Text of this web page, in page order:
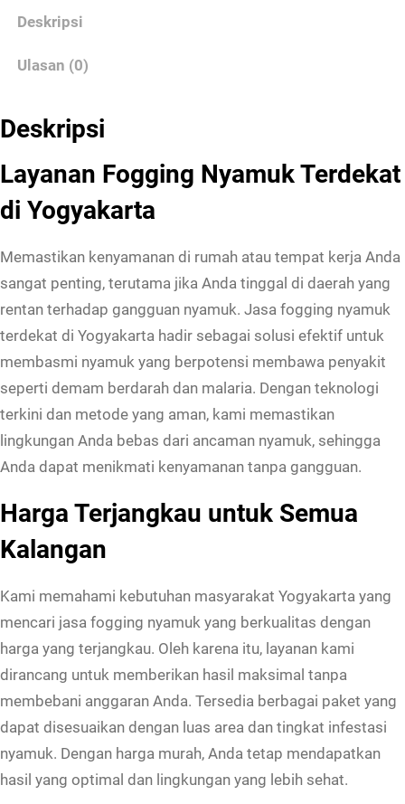
Deskripsi
Ulasan (0)
Deskripsi
Layanan Fogging Nyamuk Terdekat
di Yogyakarta
Memastikan kenyamanan di rumah atau tempat kerja Anda
sangat penting, terutama jika Anda tinggal di daerah yang
rentan terhadap gangguan nyamuk. Jasa fogging nyamuk
terdekat di Yogyakarta hadir sebagai solusi efektif untuk
membasmi nyamuk yang berpotensi membawa penyakit
seperti demam berdarah dan malaria. Dengan teknologi
terkini dan metode yang aman, kami memastikan
lingkungan Anda bebas dari ancaman nyamuk, sehingga
Anda dapat menikmati kenyamanan tanpa gangguan.
Harga Terjangkau untuk Semua
Kalangan
Kami memahami kebutuhan masyarakat Yogyakarta yang
mencari jasa fogging nyamuk yang berkualitas dengan
harga yang terjangkau. Oleh karena itu, layanan kami
dirancang untuk memberikan hasil maksimal tanpa
membebani anggaran Anda. Tersedia berbagai paket yang
dapat disesuaikan dengan luas area dan tingkat infestasi
nyamuk. Dengan harga murah, Anda tetap mendapatkan
hasil yang optimal dan lingkungan yang lebih sehat.